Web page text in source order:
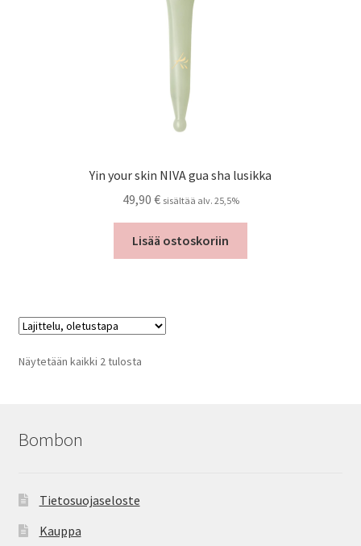
Yin your skin NIVA gua sha lusikka
49,90 € sisältää alv. 25,5%
Lisää ostoskoriin
Näytetään kaikki 2 tulosta
Bombon
Tietosuojaseloste
Kauppa